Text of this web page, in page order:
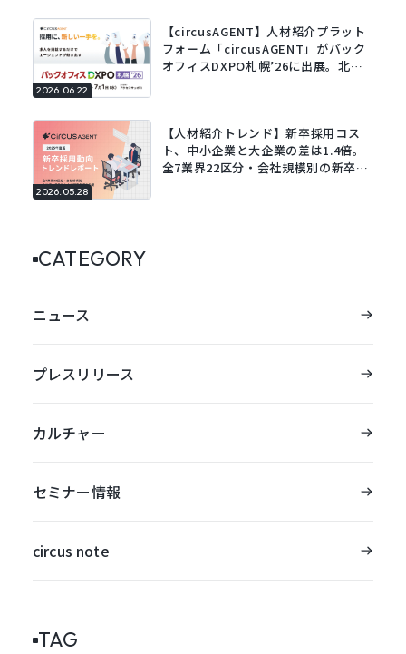
2026.06.22
【circusAGENT】人材紹介プラット
フォーム「circusAGENT」がバック
オフィスDXPO札幌’26に出展。北海
2026.05.28
【人材紹介トレンド】新卒採用コス
ト、中小企業と大企業の差は1.4倍。
全7業界22区分・会社規模別の新卒採
CATEGORY
ニュース
プレスリリース
カルチャー
セミナー情報
circus note
TAG